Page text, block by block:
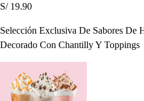
S/ 19.90
Selección Exclusiva De Sabores De
Decorado Con Chantilly Y Toppings